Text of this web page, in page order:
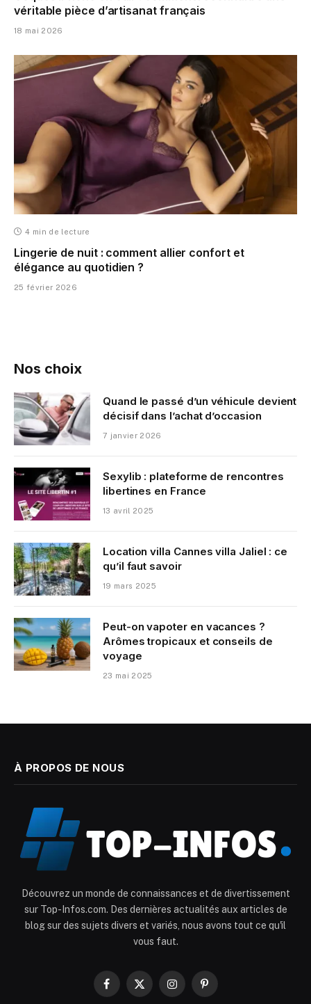
véritable pièce d’artisanat français
18 mai 2026
4 min de lecture
Lingerie de nuit : comment allier confort et
élégance au quotidien ?
25 février 2026
Nos choix
Quand le passé d’un véhicule devient
décisif dans l’achat d’occasion
7 janvier 2026
Sexylib : plateforme de rencontres
libertines en France
13 avril 2025
Location villa Cannes villa Jaliel : ce
qu’il faut savoir
19 mars 2025
Peut-on vapoter en vacances ?
Arômes tropicaux et conseils de
voyage
23 mai 2025
À PROPOS DE NOUS
Découvrez un monde de connaissances et de divertissement
sur Top-Infos.com. Des dernières actualités aux articles de
blog sur des sujets divers et variés, nous avons tout ce qu'il
vous faut.
Facebook
X
InstagramPinterest